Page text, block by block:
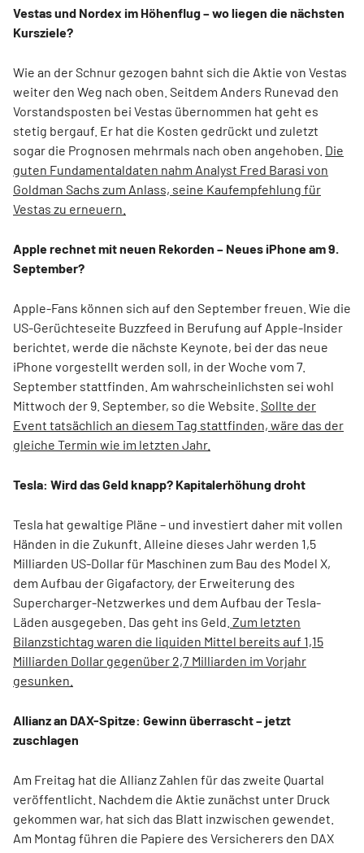
Vestas und Nordex im Höhenflug – wo liegen die nächsten
Kursziele?
Wie an der Schnur gezogen bahnt sich die Aktie von Vestas
weiter den Weg nach oben. Seitdem Anders Runevad den
Vorstandsposten bei Vestas übernommen hat geht es
stetig bergauf. Er hat die Kosten gedrückt und zuletzt
sogar die Prognosen mehrmals nach oben angehoben. Die
guten Fundamentaldaten nahm Analyst Fred Barasi von
Goldman Sachs zum Anlass, seine Kaufempfehlung für
Vestas zu erneuern.
Apple rechnet mit neuen Rekorden – Neues iPhone am 9.
September?
Apple-Fans können sich auf den September freuen. Wie die
US-Gerüchteseite Buzzfeed in Berufung auf Apple-Insider
berichtet, werde die nächste Keynote, bei der das neue
iPhone vorgestellt werden soll, in der Woche vom 7.
September stattfinden. Am wahrscheinlichsten sei wohl
Mittwoch der 9. September, so die Website. Sollte der
Event tatsächlich an diesem Tag stattfinden, wäre das der
gleiche Termin wie im letzten Jahr.
Tesla: Wird das Geld knapp? Kapitalerhöhung droht
Tesla hat gewaltige Pläne – und investiert daher mit vollen
Händen in die Zukunft. Alleine dieses Jahr werden 1,5
Milliarden US-Dollar für Maschinen zum Bau des Model X,
dem Aufbau der Gigafactory, der Erweiterung des
Supercharger-Netzwerkes und dem Aufbau der Tesla-
Läden ausgegeben. Das geht ins Geld. Zum letzten
Bilanzstichtag waren die liquiden Mittel bereits auf 1,15
Milliarden Dollar gegenüber 2,7 Milliarden im Vorjahr
gesunken.
Allianz an DAX-Spitze: Gewinn überrascht – jetzt
zuschlagen
Am Freitag hat die Allianz Zahlen für das zweite Quartal
veröffentlicht. Nachdem die Aktie zunächst unter Druck
gekommen war, hat sich das Blatt inzwischen gewendet.
Am Montag führen die Papiere des Versicherers den DAX